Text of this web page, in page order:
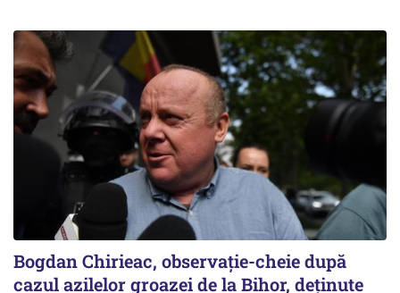
Bogdan Chirieac, observație-cheie după
cazul azilelor groazei de la Bihor, deținute